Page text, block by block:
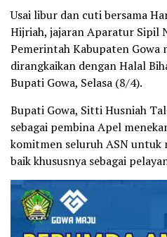
Usai libur dan cuti bersama
Hijriah, jajaran Aparatur Sipil
Pemerintah Kabupaten Gowa
dirangkaikan dengan Halal
Bupati Gowa, Selasa (8/4).
Bupati Gowa, Sitti Husniah
sebagai pembina Apel
komitmen seluruh ASN untuk
baik khususnya sebagai